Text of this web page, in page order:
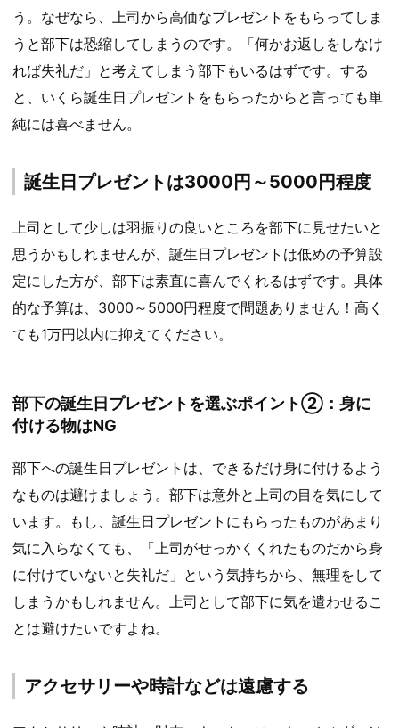
う。なぜなら、上司から高価なプレゼントをもらってしま
うと部下は恐縮してしまうのです。「何かお返しをしなけ
れば失礼だ」と考えてしまう部下もいるはずです。する
と、いくら誕生日プレゼントをもらったからと言っても単
純には喜べません。
誕生日プレゼントは3000円～5000円程度
上司として少しは羽振りの良いところを部下に見せたいと
思うかもしれませんが、誕生日プレゼントは低めの予算設
定にした方が、部下は素直に喜んでくれるはずです。具体
的な予算は、3000～5000円程度で問題ありません！高く
ても1万円以内に抑えてください。
部下の誕生日プレゼントを選ぶポイント②：身に
付ける物はNG
部下への誕生日プレゼントは、できるだけ身に付けるよう
なものは避けましょう。部下は意外と上司の目を気にして
います。もし、誕生日プレゼントにもらったものがあまり
気に入らなくても、「上司がせっかくくれたものだから身
に付けていないと失礼だ」という気持ちから、無理をして
しまうかもしれません。上司として部下に気を遣わせるこ
とは避けたいですよね。
アクセサリーや時計などは遠慮する